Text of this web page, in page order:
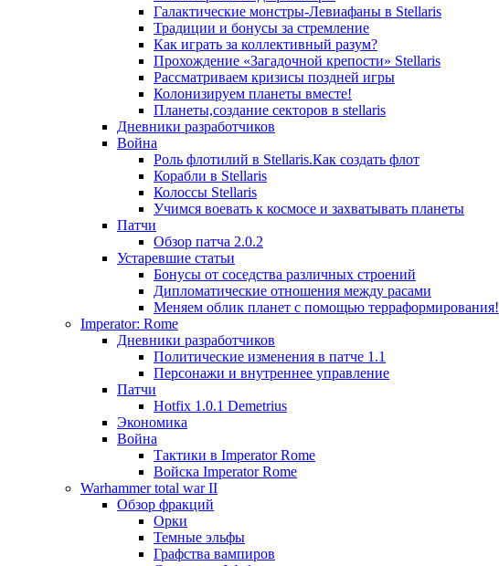
Галактические монстры-Левиафаны в Stellaris
Традиции и бонусы за стремление
Как играть за коллективный разум?
Прохождение «Загадочной крепости» Stellaris
Рассматриваем кризисы поздней игры
Колонизируем планеты вместе!
Планеты,создание секторов в stellaris
Дневники разработчиков
Война
Роль флотилий в Stellaris.Как создать флот
Корабли в Stellaris
Колоссы Stellaris
Учимся воевать к космосе и захватывать планеты
Патчи
Обзор патча 2.0.2
Устаревшие статьи
Бонусы от соседства различных строений
Дипломатические отношения между расами
Меняем облик планет с помощью терраформирования!
Imperator: Rome
Дневники разработчиков
Политические изменения в патче 1.1
Персонажи и внутреннее управление
Патчи
Hotfix 1.0.1 Demetrius
Экономика
Война
Тактики в Imperator Rome
Войска Imperator Rome
Warhammer total war II
Обзор фракций
Орки
Темные эльфы
Графства вампиров